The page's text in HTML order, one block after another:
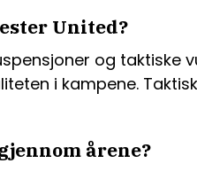
United?
og taktiske
i kampene.
årene?